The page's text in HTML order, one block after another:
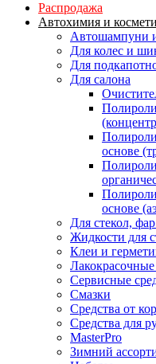
Распродажа
Автохимия и
Автошампуни
Для колес и
Для
Для салона
основе
основе
Для стекол,
Жидкости для
Клеи и
Сервисные
Смазки
Средства от
Средства для
MasterPro
Зимний